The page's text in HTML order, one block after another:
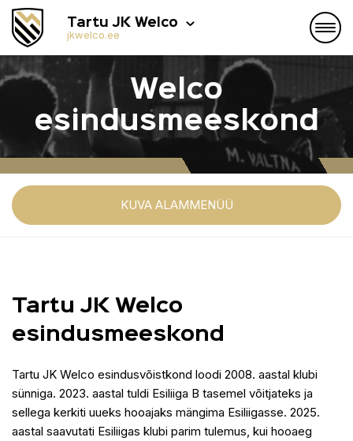
Tartu JK Welco
jkwelco.ee
Welco
esindusmeeskond
KUVA ALAMMENÜÜ
Tartu JK Welco
esindusmeeskond
Tartu JK Welco esindusvõistkond loodi 2008. aastal klubi
sünniga. 2023. aastal tuldi Esiliiga B tasemel võitjateks ja
sellega kerkiti uueks hooajaks mängima Esiliigasse. 2025.
aastal saavutati Esiliigas klubi parim tulemus, kui hooaeg